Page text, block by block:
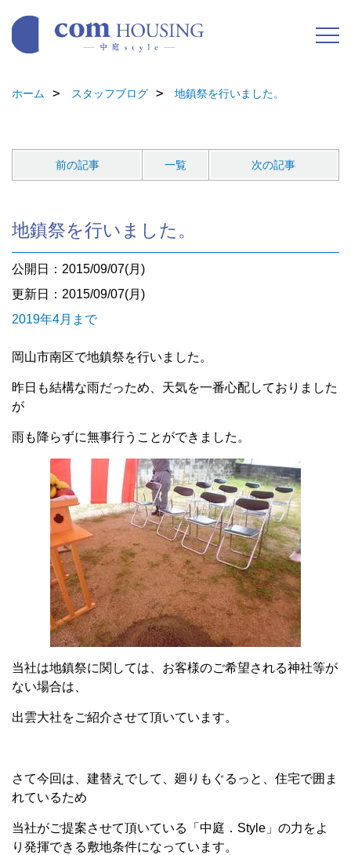
ホーム スタッフブログ 地鎮祭を行いました。
前の記事 一覧 次の記事
地鎮祭を行いました。
公開日：2015/09/07(月)
更新日：2015/09/07(月)
2019年4月まで
岡山市南区で地鎮祭を行いました。
昨日も結構な雨だっため、天気を一番心配しておりました
が
雨も降らずに無事行うことができました。
当社は地鎮祭に関しては、お客様のご希望される神社等が
ない場合は、
出雲大社をご紹介させて頂いています。
さて今回は、建替えでして、廻りもぐるっと、住宅で囲ま
れているため
当社がご提案させて頂いている「中庭．Style」の力をよ
り発揮できる敷地条件になっています。